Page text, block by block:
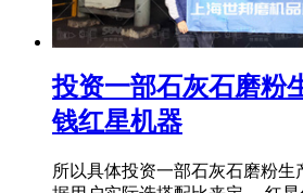
投资一部石灰石磨粉
钱红星机器
所以具体投资一部石灰石磨粉生